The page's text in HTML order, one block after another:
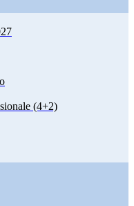
(4+2)